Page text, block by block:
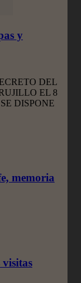
y
DEL
EL 8
DISPONE
memoria